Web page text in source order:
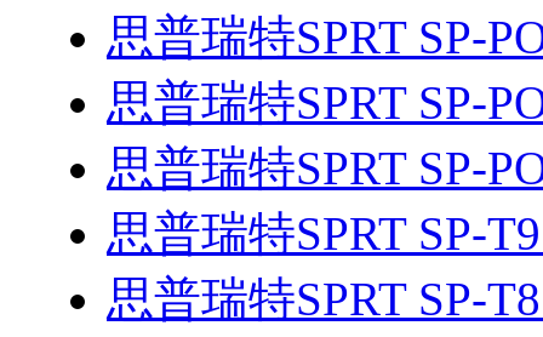
思普瑞特SPRT SP-
思普瑞特SPRT SP-
思普瑞特SPRT SP-
思普瑞特SPRT SP-
思普瑞特SPRT SP-